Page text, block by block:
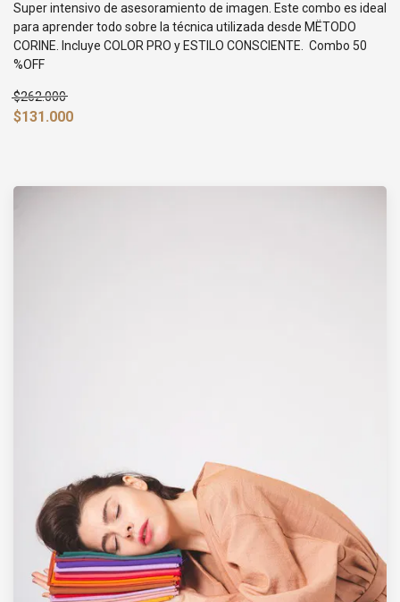
Super intensivo de asesoramiento de imagen. Este combo es ideal
para aprender todo sobre la técnica utilizada desde MËTODO
CORINE. Incluye COLOR PRO y ESTILO CONSCIENTE. Combo 50
%OFF
$262.000
$131.000